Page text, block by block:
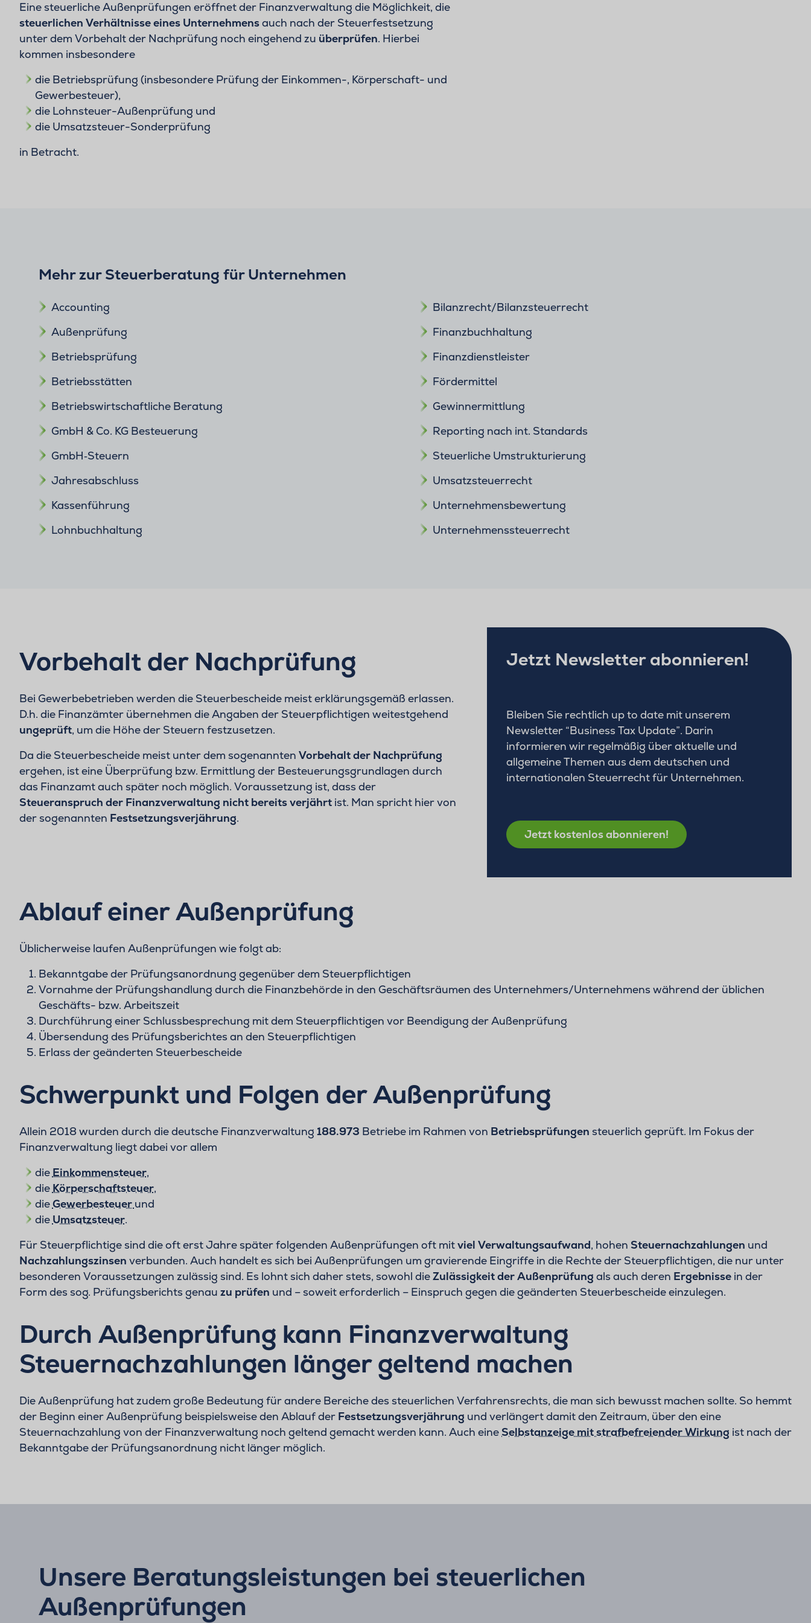
Eine steuerliche Außenprüfungen eröffnet der Finanzverwaltung die Möglichkeit, die
steuerlichen Verhältnisse eines Unternehmensauch nach der Steuerfestsetzung
unter dem Vorbehalt der Nachprüfung noch eingehend zu überprüfen. Hierbei
kommen insbesondere
die Betriebsprüfung (insbesondere Prüfung der Einkommen-, Körperschaft- und
Gewerbesteuer),
die Lohnsteuer-Außenprüfung und
die Umsatzsteuer-Sonderprüfung
in Betracht.
Mehr zur Steuerberatung für Unternehmen
Accounting
Außenprüfung
Betriebsprüfung
Betriebsstätten
Betriebswirtschaftliche Beratung
Bilanzrecht/Bilanzsteuerrecht
Finanzbuchhaltung
Finanzdienstleister
Fördermittel
Gewinnermittlung
GmbH & Co. KG Besteuerung
GmbH‑Steuern
Jahresabschluss
Kassenführung
Lohnbuchhaltung
Reporting nach int. Standards
Steuerliche Umstrukturierung
Umsatzsteuerrecht
Unternehmensbewertung
Unternehmenssteuerrecht
Vorbehalt der Nachprüfung
Bei Gewerbebetrieben werden die Steuerbescheide meist erklärungsgemäß erlassen.
D.h. die Finanzämter übernehmen die Angaben der Steuerpflichtigen weitestgehend
ungeprüft, um die Höhe der Steuern festzusetzen.
Da die Steuerbescheide meist unter dem sogenannten Vorbehalt der Nachprüfung
ergehen, ist eine Überprüfung bzw. Ermittlung der Besteuerungsgrundlagen durch
das Finanzamt auch später noch möglich. Voraussetzung ist, dass der
Steueranspruch der Finanzverwaltung nicht bereits verjährt ist. Man spricht hier von
der sogenannten Festsetzungsverjährung.
Jetzt Newsletter abonnieren!
Bleiben Sie rechtlich up to date mit unserem
Newsletter “Business Tax Update”. Darin
informieren wir regelmäßig über aktuelle und
allgemeine Themen aus dem deutschen und
internationalen Steuerrecht für Unternehmen.
Jetzt kostenlos abonnieren!
Ablauf einer Außenprüfung
Üblicherweise laufen Außenprüfungen wie folgt ab:
Bekanntgabe der Prüfungsanordnung gegenüber dem Steuerpflichtigen
Vornahme der Prüfungshandlung durch die Finanzbehörde in den Geschäftsräumen des Unternehmers/Unternehmens während der üblichen
Geschäfts- bzw. Arbeitszeit
Durchführung einer Schlussbesprechung mit dem Steuerpflichtigen vor Beendigung der Außenprüfung
Übersendung des Prüfungsberichtes an den Steuerpflichtigen
Erlass der geänderten Steuerbescheide
Schwerpunkt und Folgen der Außenprüfung
Allein 2018 wurden durch die deutsche Finanzverwaltung 188.973 Betriebe im Rahmen von Betriebsprüfungen steuerlich geprüft. Im Fokus der
Finanzverwaltung liegt dabei vor allem
die Einkommensteuer,
die Körperschaftsteuer,
dieGewerbesteuer und
die Umsatzsteuer.
Für Steuerpflichtige sind die oft erst Jahre später folgenden Außenprüfungen oft mitviel Verwaltungsaufwand, hohen Steuernachzahlungen und
Nachzahlungszinsen verbunden. Auch handelt es sich bei Außenprüfungen um gravierende Eingriffe in die Rechte der Steuerpflichtigen, die nur unter
besonderen Voraussetzungen zulässig sind. Es lohnt sich daher stets, sowohl dieZulässigkeit der Außenprüfung als auch deren Ergebnisse in der
Form des sog. Prüfungsberichts genau zu prüfen und – soweit erforderlich – Einspruch gegen die geänderten Steuerbescheide einzulegen.
Durch Außenprüfung kann Finanzverwaltung
Steuernachzahlungen länger geltend machen
Die Außenprüfung hat zudem große Bedeutung für andere Bereiche des steuerlichen Verfahrensrechts, die man sich bewusst machen sollte. So hemmt
der Beginn einer Außenprüfung beispielsweise den Ablauf der Festsetzungsverjährung und verlängert damit den Zeitraum, über den eine
Steuernachzahlung von der Finanzverwaltung noch geltend gemacht werden kann. Auch eine Selbstanzeige mit strafbefreiender Wirkung ist nach der
Bekanntgabe der Prüfungsanordnung nicht länger möglich.
Unsere Beratungsleistungen bei steuerlichen
Außenprüfungen